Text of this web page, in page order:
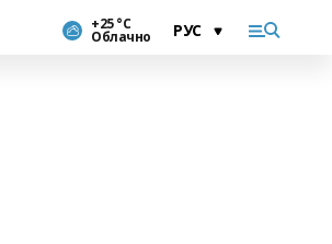
+25 °С
Облачно